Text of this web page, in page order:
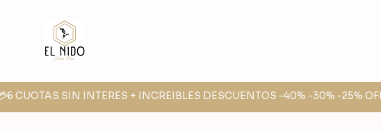
SIN INTERES + INCREIBLES DESCUENTOS -40% -30% -25% OFF 💣